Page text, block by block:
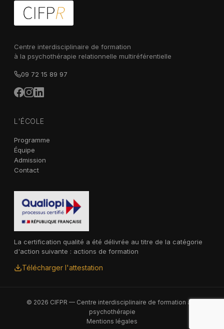
Centre interdisciplinaire de formation
à la psychothérapie relationnelle multiréférentielle
09 72 15 89 97
L'ÉCOLE
Programme
Équipe
Admission
Contact
La certification qualité a été délivrée au titre de la catégorie
d'action suivante : actions de formation
Télécharger l'attestation
© 2026 CIFPR — Centre interdisciplinaire de formation à la
psychothérapie
Mentions légales